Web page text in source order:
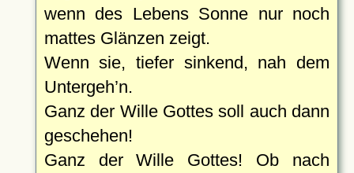
wenn des Lebens Sonne nur noch
mattes Glänzen zeigt.
Wenn sie, tiefer sinkend, nah dem
Untergeh’n.
Ganz der Wille Gottes soll auch dann
geschehen!
Ganz der Wille Gottes! Ob nach